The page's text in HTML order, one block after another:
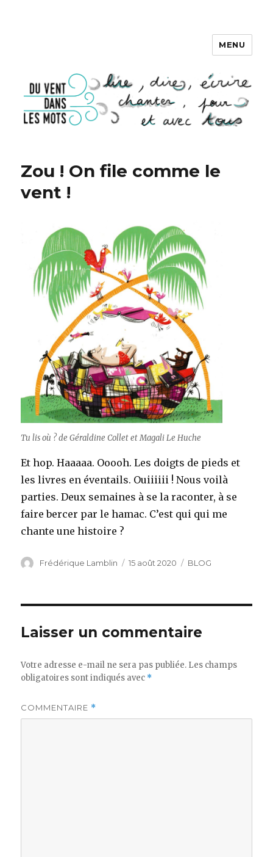
DU VENT DANS LES MOTS
MENU
Zou ! On file comme le
vent !
Tu lis où ? de Géraldine Collet et Magali Le Huche
Et hop. Haaaaa. Ooooh. Les doigts de pieds et
les livres en éventails. Ouiiiiii ! Nous voilà
parties. Deux semaines à se la raconter, à se
faire bercer par le hamac. C’est qui qui me
chante une histoire ?
Auteur
Frédérique Lamblin
Publié
15 août 2020 Catégories
BLOG
Laisser un commentaire
Votre adresse e-mail ne sera pas publiée. Les champs
obligatoires sont indiqués avec *
COMMENTAIRE *